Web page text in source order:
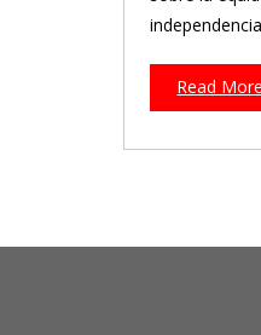
Read